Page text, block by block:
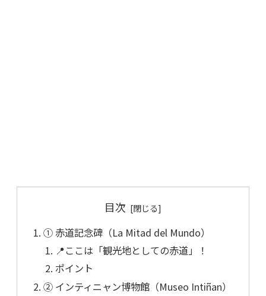
目次
① 赤道記念碑（La Mitad del Mundo）
📍ここは「観光地としての赤道」！
ポイント
② インティニャン博物館（Museo Intiñan）